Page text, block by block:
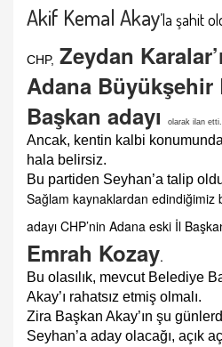
Akif Kemal Akay’la şahit
CHP, Zeydan
Adana Büyükşehir
Başkan adayı
olarak ilan etti.
Ancak, kentin kalbi
hala belirsiz.
Bu partiden Seyhan’a talip
Sağlam kaynaklardan edindiğimiz
adayı CHP’nin Adana eski İl
Emrah Kozay.
Bu olasılık, mevcut Belediye
Akay’ı rahatsız etmiş olmalı.
Zira Başkan Akay’ın şu
Seyhan’a aday olacağı, açık